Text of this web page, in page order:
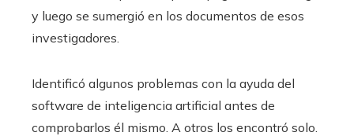
y luego se sumergió en los documentos de esos
investigadores.
Identificó algunos problemas con la ayuda del
software de inteligencia artificial antes de
comprobarlos él mismo. A otros los encontró solo.